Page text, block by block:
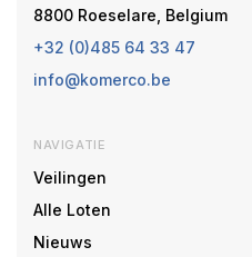
8800 Roeselare, Belgium
+32 (0)485 64 33 47
info@komerco.be
NAVIGATIE
Veilingen
Alle Loten
Nieuws